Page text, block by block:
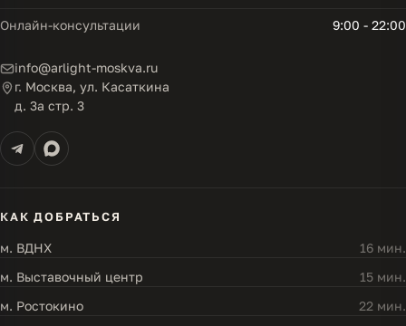
Онлайн-консультации 9:00 - 22:00
info@arlight-moskva.ru
г. Москва, ул. Касаткина
д. 3а стр. 3
КАК ДОБРАТЬСЯ
м. ВДНХ
16 мин.
м. Выставочный центр
15 мин.
м. Ростокино
22 мин.